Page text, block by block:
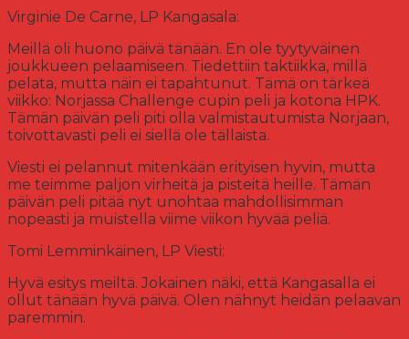
Virginie De Carne, LP Kangasala:
Meillä oli huono päivä tänään. En ole tyytyväinen
joukkueen pelaamiseen. Tiedettiin taktiikka, millä
pelata, mutta näin ei tapahtunut. Tämä on tärkeä
viikko: Norjassa Challenge cupin peli ja kotona HPK.
Tämän päivän peli piti olla valmistautumista Norjaan,
toivottavasti peli ei siellä ole tällaista.
Viesti ei pelannut mitenkään erityisen hyvin, mutta
me teimme paljon virheitä ja pisteitä heille. Tämän
päivän peli pitää nyt unohtaa mahdollisimman
nopeasti ja muistella viime viikon hyvää peliä.
Tomi Lemminkäinen, LP Viesti:
Hyvä esitys meiltä. Jokainen näki, että Kangasalla ei
ollut tänään hyvä päivä. Olen nähnyt heidän pelaavan
paremmin.